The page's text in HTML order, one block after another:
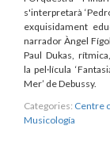
s'interpretarà
exquisidament
narrador Àngel
Paul Dukas,
la pel·lícula
Mer’ de Debussy.
Categories: Centre
Musicología